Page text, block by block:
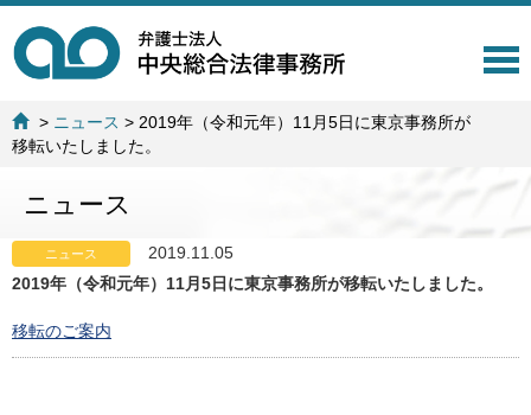
T
> ニュース > 2019年（令和元年）11月5日に東京事務所が
移転いたしました。
ニュース
ニュース
2019.11.05
2019年（令和元年）11月5日に東京事務所が移転いたしました。
移転のご案内